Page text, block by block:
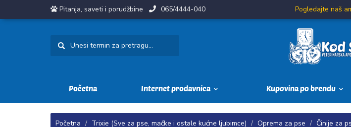
Pitanja, saveti i porudžbine 065/4444-040 Pogledajte naš
Početna Internet prodavnica Kupovina po brendu
Početna Trixie (Sve za pse, mačke i ostale kućne ljubimce) Oprema za pse
Činije za